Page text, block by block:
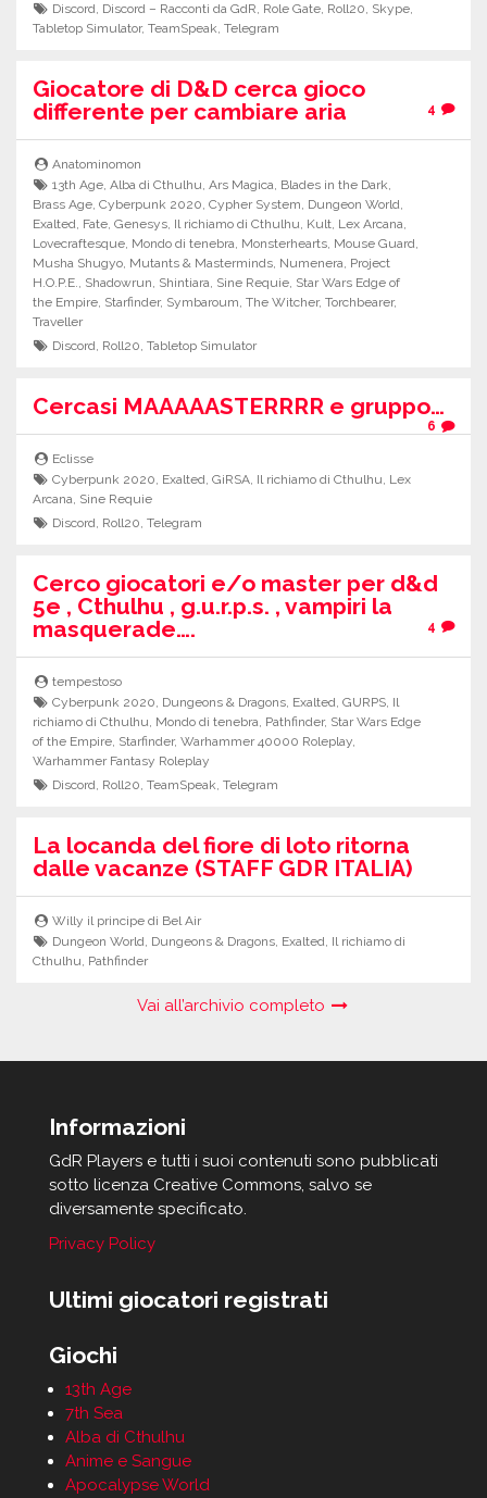
Discord, Discord – Racconti da GdR, Role Gate, Roll20, Skype,
Tabletop Simulator, TeamSpeak, Telegram
Giocatore di D&D cerca gioco
differente per cambiare aria
4
Anatominomon
13th Age,Alba di Cthulhu,Ars Magica, Blades in the Dark,
Brass Age, Cyberpunk 2020, Cypher System, Dungeon World,
Exalted, Fate, Genesys, Il richiamo di Cthulhu, Kult, Lex Arcana,
Lovecraftesque, Mondo di tenebra, Monsterhearts, Mouse Guard,
Musha Shugyo, Mutants & Masterminds, Numenera, Project
H.O.P.E., Shadowrun, Shintiara, Sine Requie, Star Wars Edge of
the Empire, Starfinder, Symbaroum, The Witcher, Torchbearer,
Traveller
Discord, Roll20,Tabletop Simulator
Cercasi MAAAAASTERRRR e gruppo…
6
Eclisse
Cyberpunk 2020, Exalted,GiRSA, Il richiamo di Cthulhu, Lex
Arcana, Sine Requie
Discord, Roll20,Telegram
Cerco giocatori e/o master per d&d
5e , Cthulhu , g.u.r.p.s. , vampiri la
masquerade….
4
tempestoso
Cyberpunk 2020, Dungeons & Dragons, Exalted,GURPS, Il
richiamo di Cthulhu, Mondo di tenebra, Pathfinder, Star Wars Edge
of the Empire, Starfinder, Warhammer 40000 Roleplay,
Warhammer Fantasy Roleplay
Discord, Roll20,TeamSpeak,Telegram
La locanda del fiore di loto ritorna
dalle vacanze (STAFF GDR ITALIA)
Willy il principe di Bel Air
Dungeon World, Dungeons & Dragons, Exalted, Il richiamo di
Cthulhu, Pathfinder
Vai all’archivio completo
Informazioni
GdR Players e tutti i suoi contenuti sono pubblicati
sotto licenza Creative Commons, salvo se
diversamente specificato.
Privacy Policy
Ultimi giocatori registrati
Giochi
13th Age
7th Sea
Alba di Cthulhu
Anime e Sangue
Apocalypse World